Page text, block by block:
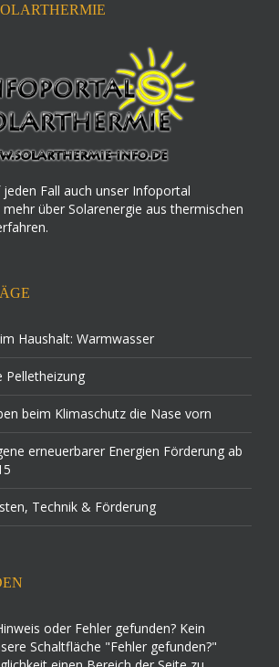
jeden Fall auch unser Infoportal
über Solarenergie aus thermischen
Haushalt: Warmwasser
Pelletheizung
beim Klimaschutz die Nase vorn
erneuerbarer Energien Förderung ab
Technik & Förderung
oder Fehler gefunden? Kein
Schaltfläche "Fehler gefunden?"